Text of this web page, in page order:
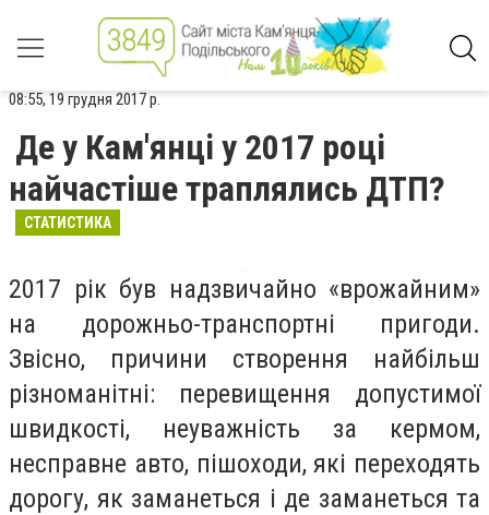
08:55, 19 грудня 2017 р.
Де у Кам'янці у 2017 році
найчастіше траплялись ДТП?
СТАТИСТИКА
2017 рік був надзвичайно «врожайним»
на дорожньо-транспортні пригоди.
Звісно, причини створення найбільш
різноманітні: перевищення допустимої
швидкості, неуважність за кермом,
несправне авто, пішоходи, які переходять
дорогу, як заманеться і де заманеться та